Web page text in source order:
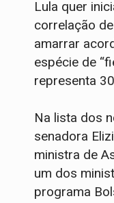
Lula quer
correlação
amarrar
espécie de
representa
Na lista dos
senadora
ministra de
um dos
programa